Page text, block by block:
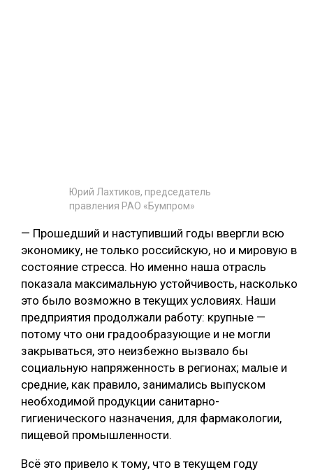
Юрий Лахтиков, председатель
правления РАО «Бумпром»
— Прошедший и наступивший годы ввергли всю
экономику, не только российскую, но и мировую в
состояние стресса. Но именно наша отрасль
показала максимальную устойчивость, насколько
это было возможно в текущих условиях. Наши
предприятия продолжали работу: крупные —
потому что они градообразующие и не могли
закрываться, это неизбежно вызвало бы
социальную напряженность в регионах; малые и
средние, как правило, занимались выпуском
необходимой продукции санитарно-
гигиенического назначения, для фармакологии,
пищевой промышленности.
Всё это привело к тому, что в текущем году